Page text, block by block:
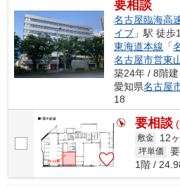
要相談
名古屋臨海高
イブ 」駅 徒歩
東海道本線 「
名古屋市営東
築24年 / 8階建
愛知県名古屋
18
要相談
敷金 12
坪単価
1階 /